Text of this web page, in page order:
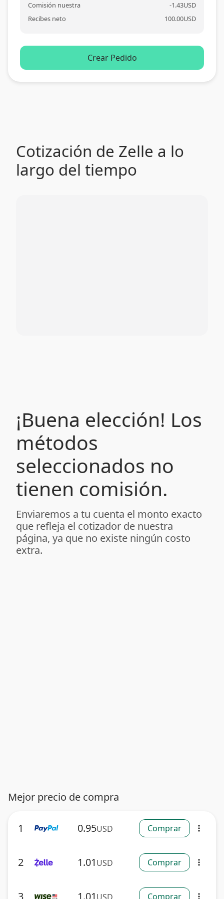
Comisión nuestra -1.43USD
Recibes neto
100.00USD
Crear Pedido
Cotización de Zelle a lo
largo del tiempo
¡Buena elección! Los
métodos
seleccionados no
tienen comisión.
Enviaremos a tu cuenta el monto exacto
que refleja el cotizador de nuestra
página, ya que no existe ningún costo
extra.
Mejor precio de compra
1 0.95USD Comprar more_vert
2 1.01 USD Comprar more_vert
3 1.01 Comprar more_vert